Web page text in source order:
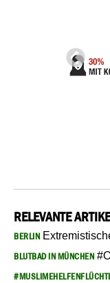
RELEVANTE
BERLIN
BLUTBAD IN MÜNCHEN